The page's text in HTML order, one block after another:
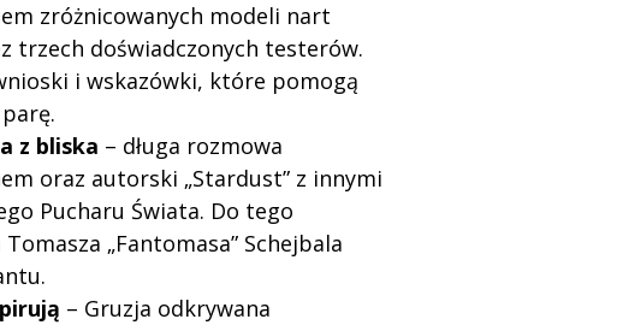
zróżnicowanych modeli nart
trzech doświadczonych testerów.
i wskazówki, które pomogą
z bliska – długa rozmowa
oraz autorski „Stardust” z innymi
Pucharu Świata. Do tego
„Fantomasa” Schejbala
– Gruzja odkrywana